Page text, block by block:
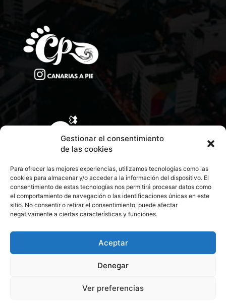
Gestionar el consentimiento
de las cookies
Para ofrecer las mejores experiencias, utilizamos tecnologías como las
cookies para almacenar y/o acceder a la información del dispositivo. El
consentimiento de estas tecnologías nos permitirá procesar datos como
el comportamiento de navegación o las identificaciones únicas en este
sitio. No consentir o retirar el consentimiento, puede afectar
negativamente a ciertas características y funciones.
Aceptar
Denegar
Ver preferencias
CONTACTA CON NOSOTROS